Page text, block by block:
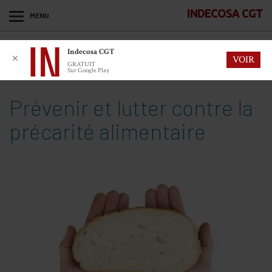
MENU INDECOSA CGT
Prévenir et lutter contre la
précarité alimentaire
✕
Indecosa CGT
GRATUIT
Sur Google Play
VOIR